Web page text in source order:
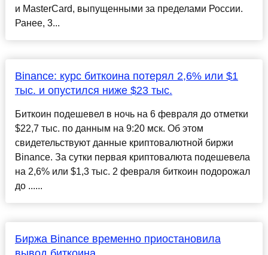
и MasterCard, выпущенными за пределами России.
Ранее, 3...
Binance: курс биткоина потерял 2,6% или $1
тыс. и опустился ниже $23 тыс.
Биткоин подешевел в ночь на 6 февраля до отметки
$22,7 тыс. по данным на 9:20 мск. Об этом
свидетельствуют данные криптовалютной биржи
Binance. За сутки первая криптовалюта подешевела
на 2,6% или $1,3 тыс. 2 февраля биткоин подорожал
до ......
Биржа Binance временно приостановила